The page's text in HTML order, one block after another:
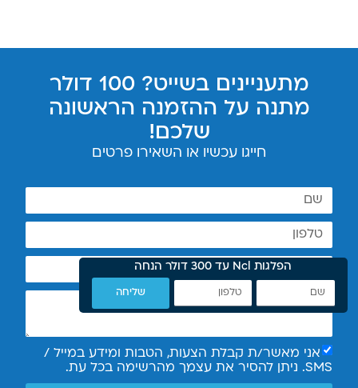
מתעניינים בשייט? 100 דולר
מתנה על ההזמנה הראשונה
שלכם!
חייגו עכשיו או השאירו פרטים
אני מאשר/ת קבלת הצעות, הטבות ומידע במייל /
SMS. ניתן להסיר את עצמך מהרשימה בכל עת.
הפלגות Ncl עד 300 דולר הנחה
שליחה